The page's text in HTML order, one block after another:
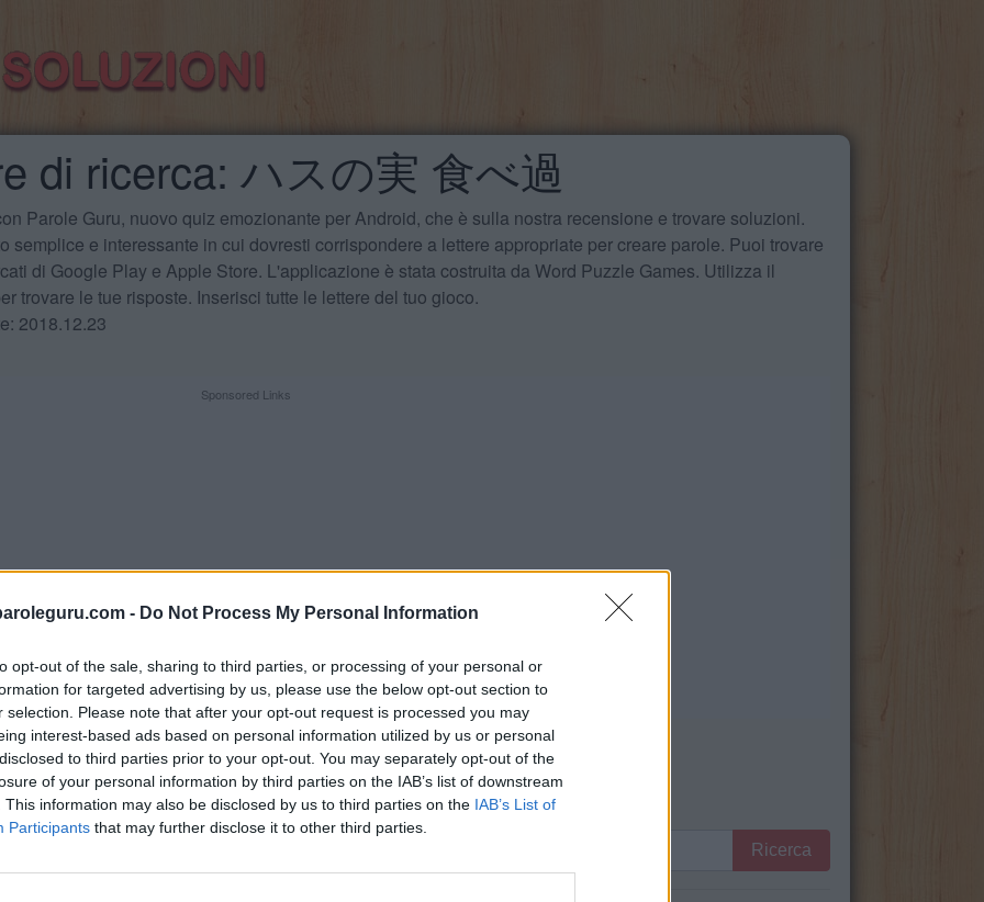
- Do Not Process My Personal Information
opt-out of the sale, sharing to third parties, or processing of your personal or
for targeted advertising by us, please use the below opt-out section to
selection. Please note that after your opt-out request is processed you may
interest-based ads based on personal information utilized by us or personal
to third parties prior to your opt-out. You may separately opt-out of the
of your personal information by third parties on the IAB’s list of downstream
This information may also be disclosed by us to third parties on the IAB’s List of
Participants that may further disclose it to other third parties.
di ricerca: ハスの実 食べ過
Parole Guru, nuovo quiz emozionante per Android, che è sulla nostra recensione e trovare soluzioni.
semplice e interessante in cui dovresti corrispondere a lettere appropriate per creare parole. Puoi trovare
di Google Play e Apple Store. L'applicazione è stata costruita da Word Puzzle Games. Utilizza il
trovare le tue risposte. Inserisci tutte le lettere del tuo gioco.
2018.12.23
Sponsored Links
tutte le lettere del puzzle:
Ricerca